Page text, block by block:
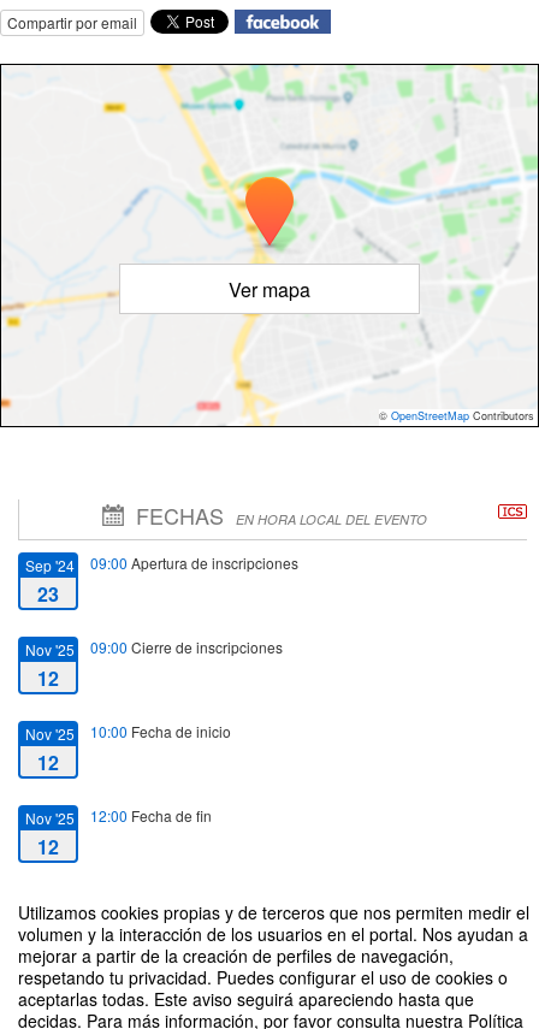
Utilizamos cookies propias y de terceros que nos permiten medir el
volumen y la interacción de los usuarios en el portal. Nos ayudan a
mejorar a partir de la creación de perfiles de navegación,
respetando tu privacidad. Puedes configurar el uso de cookies o
aceptarlas todas. Este aviso seguirá apareciendo hasta que
decidas. Para más información, por favor consulta nuestra Política
Compartir por email
Ver mapa
© OpenStreetMap Contributors
FECHAS EN HORA LOCAL DEL EVENTO
Sep '24
23
09:00 Apertura de inscripciones
Nov '25
12
09:00 Cierre de inscripciones
Nov '25
12
10:00 Fecha de inicio
Nov '25
12
12:00 Fecha de fin
RESEARCH ACADEMY: Diseño y Gestión Estratégica de Proyectos
Europeos: Metodologías de Investigación y Buenas Prácticas para el Éxito